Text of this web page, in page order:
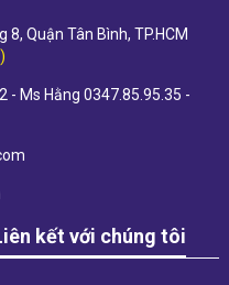
Quận Tân Bình, TP.HCM
- Ms Hằng 0347.85.95.35 -
kết với chúng tôi